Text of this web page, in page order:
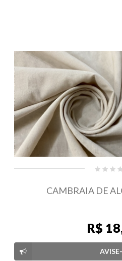
CAMBRAIA DE
R$